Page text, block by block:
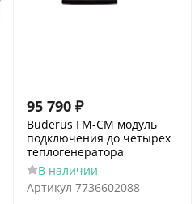
95 790 ₽
Buderus FM-CM модуль
подключения до четырех
теплогенератора
В наличии
Артикул 7736602088